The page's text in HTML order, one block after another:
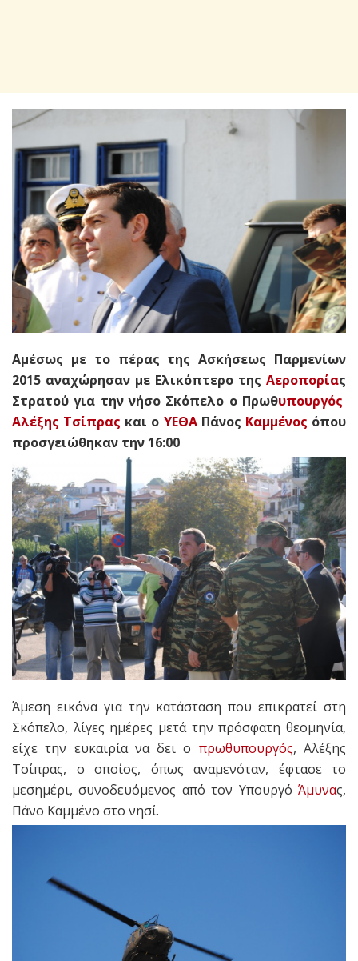
Αμέσως με το πέρας της Ασκήσεως Παρμενίων
2015 αναχώρησαν με Ελικόπτερο της Αεροπορίας
Στρατού για την νήσο Σκόπελο ο Πρωθυπουργός
Αλέξης Τσίπρας και ο ΥΕΘΑΠάνος Καμμένος όπου
προσγειώθηκαν την 16:00
Άμεση εικόνα για την κατάσταση που επικρατεί στη
Σκόπελο, λίγες ημέρες μετά την πρόσφατη θεομηνία,
είχε την ευκαιρία να δει ο πρωθυπουργός, Αλέξης
Τσίπρας, ο οποίος, όπως αναμενόταν, έφτασε το
μεσημέρι, συνοδευόμενος από τον Υπουργό Άμυνας,
Πάνο Καμμένο στο νησί.